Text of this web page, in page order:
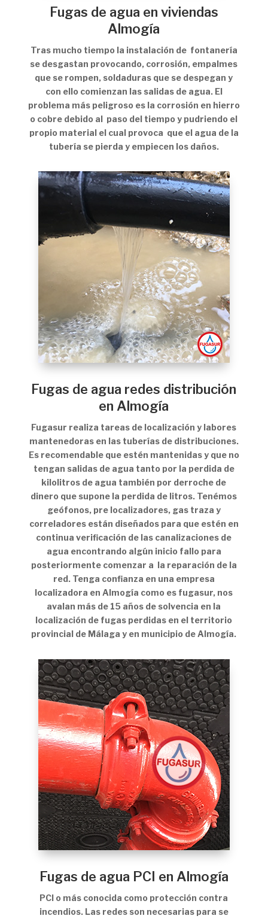
Fugas de agua en viviendas
Almogía
Tras mucho tiempo la instalación de fontanería
se desgastan provocando, corrosión, empalmes
que se rompen, soldaduras que se despegan y
con ello comienzan las salidas de agua. El
problema más peligroso es la corrosión en hierro
o cobre debido al paso del tiempo y pudriendo el
propio material el cual provoca que el agua de la
tubería se pierda y empiecen los daños.
Fugas de agua redes distribución
en Almogía
Fugasur realiza tareas de localización y labores
mantenedoras en las tuberías de distribuciones.
Es recomendable que estén mantenidas y que no
tengan salidas de agua tanto por la perdida de
kilolitros de agua también por derroche de
dinero que supone la perdida de litros. Tenémos
geófonos, pre localizadores, gas traza y
correladores están diseñados para que estén en
continua verificación de las canalizaciones de
agua encontrando algún inicio fallo para
posteriormente comenzar a la reparación de la
red. Tenga confianza en una empresa
localizadora en Almogía como es fugasur, nos
avalan más de 15 años de solvencia en la
localización de fugas perdidas en el territorio
provincial de Málaga y en municipio de Almogía.
Fugas de agua PCI en Almogía
PCI o más conocida como protección contra
incendios. Las redes son necesarias para se